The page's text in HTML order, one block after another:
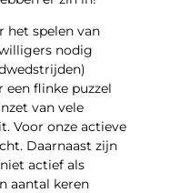
het spelen van
nodig
een flinke puzzel
van vele
Voor onze actieve
Daarnaast zijn
actief als
aantal keren